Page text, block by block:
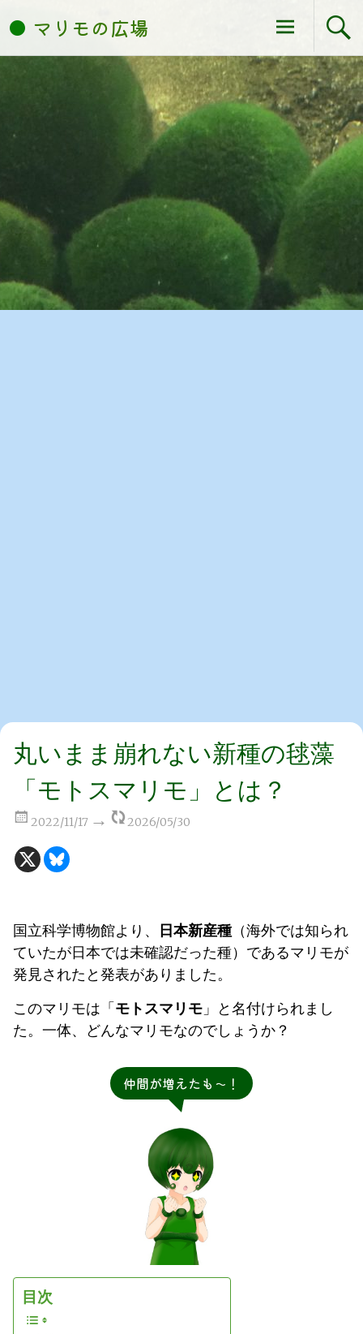
ン
マリモの広場
丸いまま崩れない新種の毬藻
「モトスマリモ」とは？
2022/11/17 2026/05/30
国立科学博物館より、 日本新産種 （海外では知られ
ていたが日本では未確認だった種）であるマリモが
発見されたと発表がありました。
このマリモは「モトスマリモ 」と名付けられまし
た。一体、どんなマリモなのでしょうか？
仲間が増えたも〜！
目次